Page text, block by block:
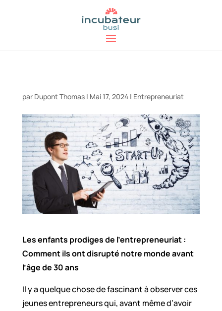
par Dupont Thomas| Mai 17, 2024| Entrepreneuriat
Les enfants prodiges de l’entrepreneuriat :
Comment ils ont disrupté notre monde avant
l’âge de 30 ans
Il y a quelque chose de fascinant à observer ces
jeunes entrepreneurs qui, avant même d’avoir